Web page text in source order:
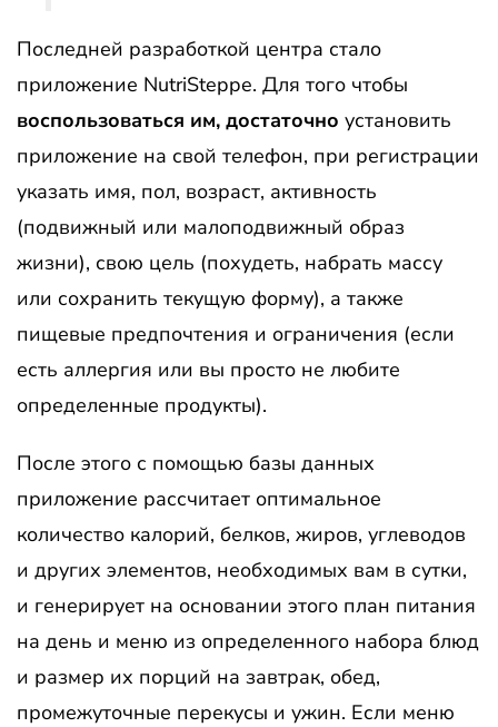
Последней разработкой центра стало
приложение NutriSteppe. Для того чтобы
воспользоваться им, достаточно установить
приложение на свой телефон, при регистрации
указать имя, пол, возраст, активность
(подвижный или малоподвижный образ
жизни), свою цель (похудеть, набрать массу
или сохранить текущую форму), а также
пищевые предпочтения и ограничения (если
есть аллергия или вы просто не любите
определенные продукты).
После этого с помощью базы данных
приложение рассчитает оптимальное
количество калорий, белков, жиров, углеводов
и других элементов, необходимых вам в сутки,
и генерирует на основании этого план питания
на день и меню из определенного набора блюд
и размер их порций на завтрак, обед,
промежуточные перекусы и ужин. Если меню